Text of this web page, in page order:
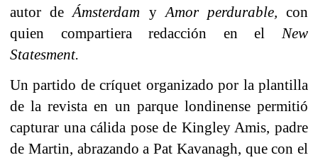
autor deÁmsterdam y Amor perdurable, con
quien compartiera redacción en el New
Statesment.
Un partido de críquet organizado por la plantilla
de la revista en un parque londinense permitió
capturar una cálida pose de Kingley Amis, padre
de Martin, abrazando a Pat Kavanagh, que con el